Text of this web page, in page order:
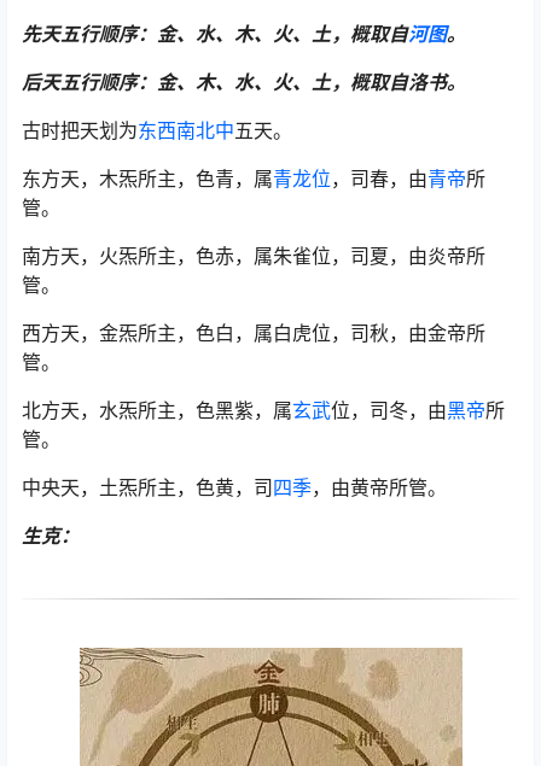
先天五行顺序：金、水、木、火、土，概取自河图。
后天五行顺序：金、木、水、火、土，概取自洛书。
古时把天划为东西南北中五天。
东方天，木炁所主，色青，属青龙位，司春，由青帝所
管。
南方天，火炁所主，色赤，属朱雀位，司夏，由炎帝所
管。
西方天，金炁所主，色白，属白虎位，司秋，由金帝所
管。
北方天，水炁所主，色黑紫，属玄武位，司冬，由黑帝所
管。
中央天，土炁所主，色黄，司 四季，由黄帝所管。
生克：